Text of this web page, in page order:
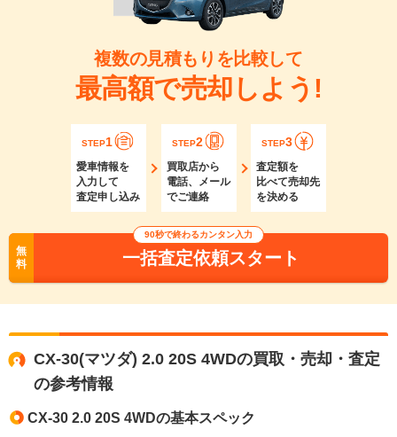
複数の見積もりを比較して
最高額で売却しよう!
STEP1
愛車情報を
入力して
査定申し込み
STEP2
買取店から
電話、メール
でご連絡
STEP3
査定額を
比べて売却先
を決める
無
料
90秒で終わるカンタン入力
一括査定依頼スタート
CX-30(マツダ) 2.0 20S 4WDの買取・売却・査定
の参考情報
CX-30 2.0 20S 4WDの基本スペック